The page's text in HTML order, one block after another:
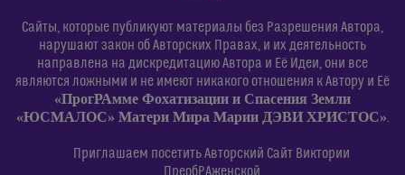
Сайты, которые публикуют материалы без Разрешения Автора,
нарушают закон об Авторских Правах, и их деятельность
направлена на дискредитацию Автора и Её Идеи, они все
являются ложными и не имеют никакого отношения к Автору и Её
«ПрогРАмме Фохатизации и Спасения Земли
«ЮСМАЛОС» Матери Мира Марии ДЭВИ ХРИСТОС».
Приглашаем посетить Авторский Сайт Виктории
ПреобРАженской